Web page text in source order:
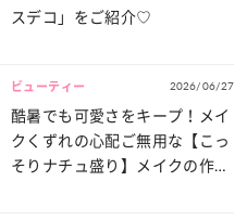
スデコ」をご紹介♡
ビューティー 2026/06/27
酷暑でも可愛さをキープ！メイ
クくずれの心配ご無用な【こっ
そりナチュ盛り】メイクの作り